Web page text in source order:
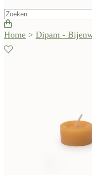
Home > Dipam -